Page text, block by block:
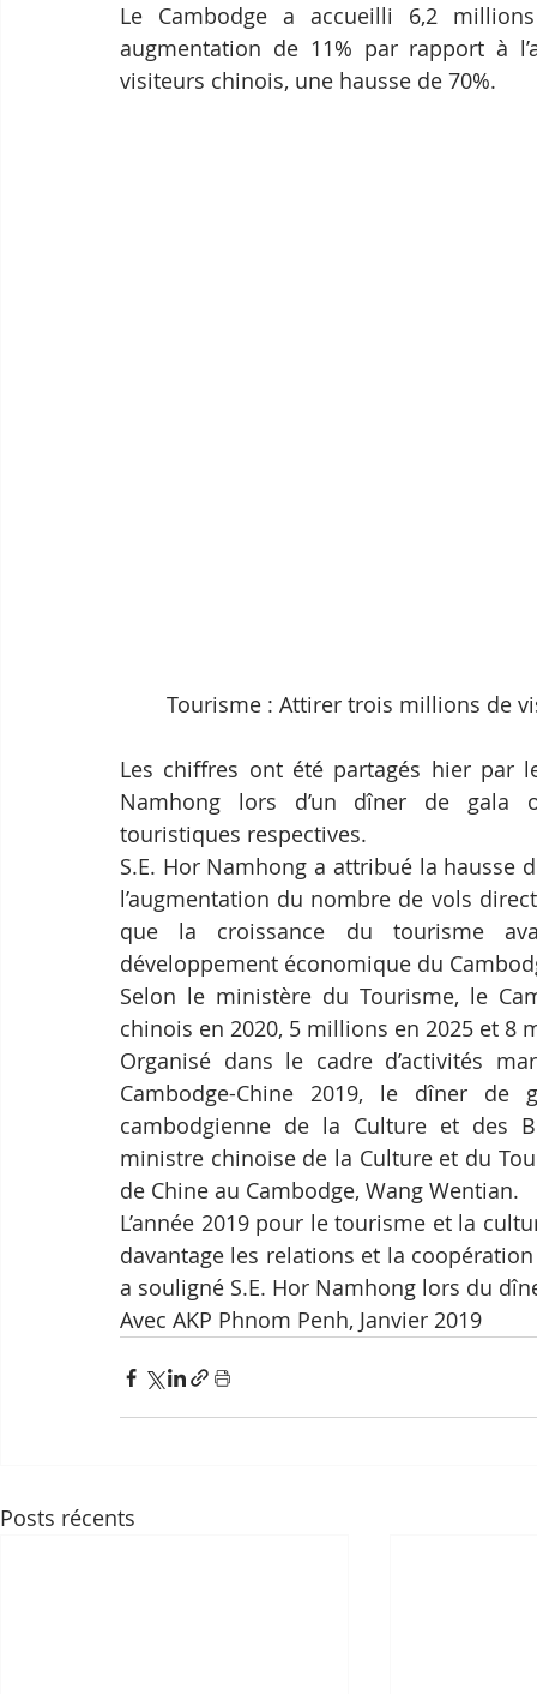
Le Cambodge a accueilli 6,2
augmentation de 11% par rapport à
visiteurs chinois, une hausse de 70%.
Tourisme : Attirer trois millions de
Les chiffres ont été partagés hier par
Namhong lors d’un dîner de gala
touristiques respectives.
S.E. Hor Namhong a attribué la hausse
l’augmentation du nombre de vols
que la croissance du tourisme
développement économique du
Selon le ministère du Tourisme, le
chinois en 2020, 5 millions en 2025 et 8
Organisé dans le cadre d’activités
Cambodge-Chine 2019, le dîner
cambodgienne de la Culture et des
ministre chinoise de la Culture et du
de Chine au Cambodge, Wang Wentian.
L’année 2019 pour le tourisme et la
davantage les relations et la
a souligné S.E. Hor Namhong lors du
Avec AKP Phnom Penh, Janvier 2019
Posts récents